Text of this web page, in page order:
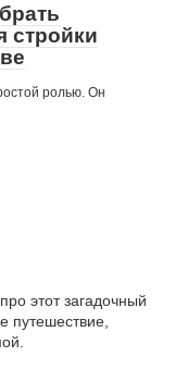
стройки
ролью. Он
этот загадочный
путешествие,